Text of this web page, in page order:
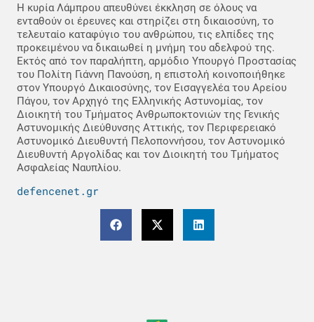
Η κυρία Λάμπρου απευθύνει έκκληση σε όλους να
ενταθούν οι έρευνες και στηρίζει στη δικαιοσύνη, το
τελευταίο καταφύγιο του ανθρώπου, τις ελπίδες της
προκειμένου να δικαιωθεί η μνήμη του αδελφού της.
Εκτός από τον παραλήπτη, αρμόδιο Υπουργό Προστασίας
του Πολίτη Γιάννη Πανούση, η επιστολή κοινοποιήθηκε
στον Υπουργό Δικαιοσύνης, τον Εισαγγελέα του Αρείου
Πάγου, τον Αρχηγό της Ελληνικής Αστυνομίας, τον
Διοικητή του Τμήματος Ανθρωποκτονιών της Γενικής
Αστυνομικής Διεύθυνσης Αττικής, τον Περιφερειακό
Αστυνομικό Διευθυντή Πελοποννήσου, τον Αστυνομικό
Διευθυντή Αργολίδας και τον Διοικητή του Τμήματος
Ασφαλείας Ναυπλίου.
defencenet.gr